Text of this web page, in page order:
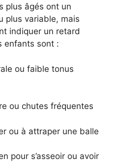
plus âgés ont un
plus variable, mais
indiquer un retard
enfants sont :
ou faible tonus
ou chutes fréquentes
ou à attraper une balle
pour s’asseoir ou avoir